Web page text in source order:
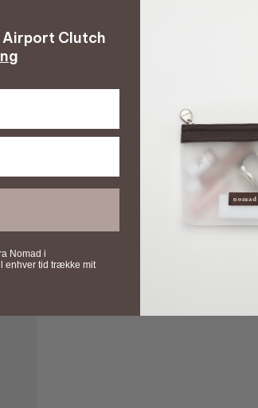
Airport Clutch
Nomad i
enhver tid trække mit